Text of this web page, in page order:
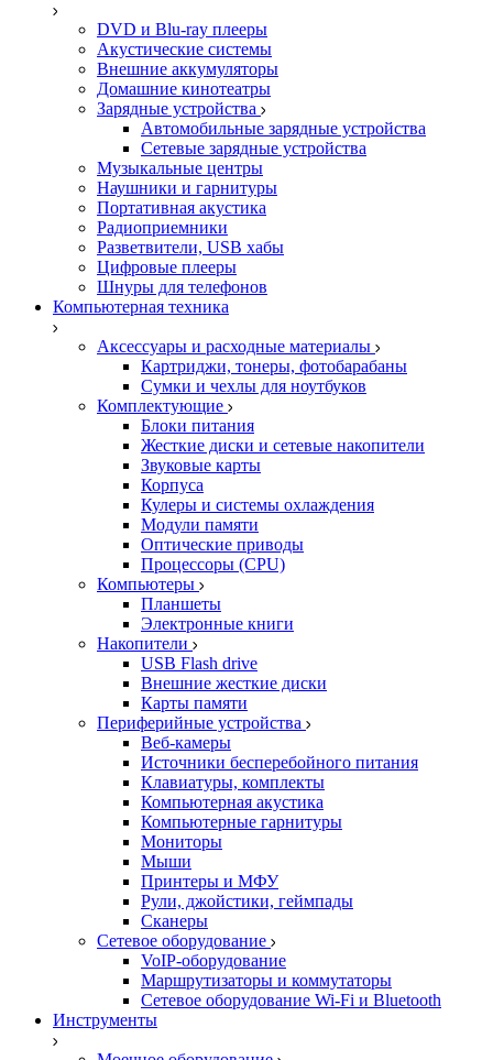
DVD и Blu-ray плееры
Акустические системы
Внешние аккумуляторы
Домашние кинотеатры
Зарядные устройства
Автомобильные зарядные устройства
Сетевые зарядные устройства
Музыкальные центры
Наушники и гарнитуры
Портативная акустика
Радиоприемники
Разветвители, USB хабы
Цифровые плееры
Шнуры для телефонов
Компьютерная техника
Аксессуары и расходные материалы
Картриджи, тонеры, фотобарабаны
Сумки и чехлы для ноутбуков
Комплектующие
Блоки питания
Жесткие диски и сетевые накопители
Звуковые карты
Корпуса
Кулеры и системы охлаждения
Модули памяти
Оптические приводы
Процессоры (CPU)
Компьютеры
Планшеты
Электронные книги
Накопители
USB Flash drive
Внешние жесткие диски
Карты памяти
Периферийные устройства
Веб-камеры
Источники бесперебойного питания
Клавиатуры, комплекты
Компьютерная акустика
Компьютерные гарнитуры
Мониторы
Мыши
Принтеры и МФУ
Рули, джойстики, геймпады
Сканеры
Сетевое оборудование
VoIP-оборудование
Маршрутизаторы и коммутаторы
Сетевое оборудование Wi-Fi и Bluetooth
Инструменты